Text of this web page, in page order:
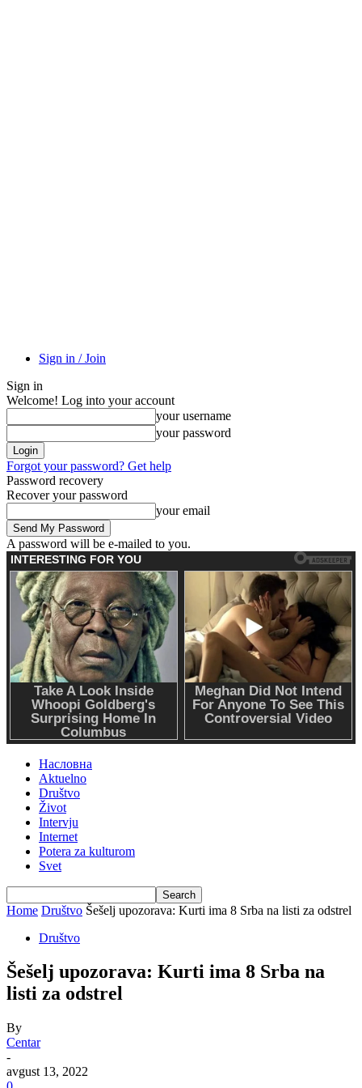
Sign in / Join
Sign in
Welcome! Log into your account
your username
your password
Forgot your password? Get help
Password recovery
Recover your password
your email
A password will be e-mailed to you.
Насловна
Aktuelno
Društvo
Život
Intervju
Internet
Potera za kulturom
Svet
Home Društvo Šešelj upozorava: Kurti ima 8 Srba na listi za odstrel
Društvo
Šešelj upozorava: Kurti ima 8 Srba na
listi za odstrel
By
Centar
-
avgust 13, 2022